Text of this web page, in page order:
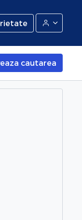
cautarea